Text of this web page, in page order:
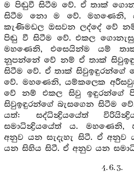
ම පිඬුවී සිටීම වේ. ඒ තාක්
සිටීම නො ම වේ. මහණෙනි,
කැණිමඩල ඔසවන ලද්දේ වේ
පිඬු වී සිටීම වේ. එකල
මහණෙනි, එසෙයින්ම යම්
නූපන්නේ වේ නම් ඒ තාක්
සිටීම වේ. ඒ තාක් සිවුඉඳුරන්ගේ
වේ. මහණෙනි, යම්කලෙක
වේ නම් එකල සිවු ඉඳුරන්ගේ
සිවුඉඳුරන්ගේ බැසගෙන සිටීම
යත්: සද්ධින්‍ද්‍රියයේත්
සමාධින්‍ද්‍රියයේත් ය. මහණෙනි,
අනුව යන සැදැහැ සිටී. ඒ
යන සිහිය සිටී. ඒ අනුව යන
4. 6. 3.